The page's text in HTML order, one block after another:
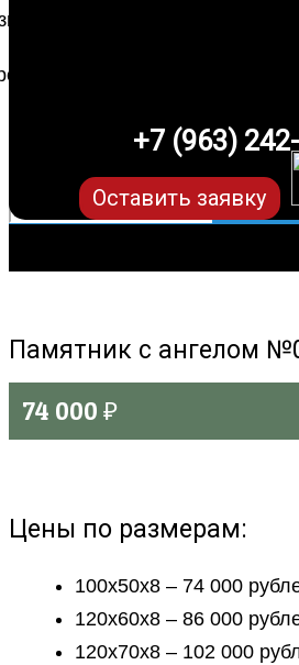
+7 (963)
Оставить заявку
Памятник с ангелом
74 000 ₽
Цены по размерам:
100х50х8 – 74 000
120х60х8 – 86 000
120х70х8 – 102 000